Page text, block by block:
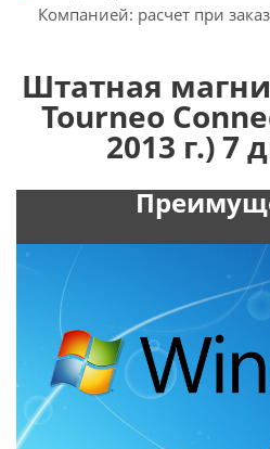
Компанией: расчет при
Штатная
Tourneo
2013 г.) 7